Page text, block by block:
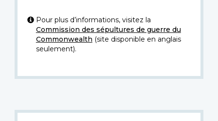
Pour plus d’informations, visitez la
Commission des sépultures de guerre du
Commonwealth (site disponible en anglais
seulement).